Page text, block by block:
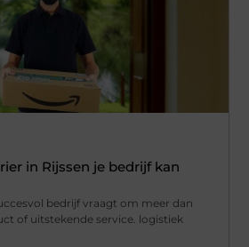
in Rijssen je bedrijf kan
bedrijf vraagt om meer dan
of uitstekende service. logistiek